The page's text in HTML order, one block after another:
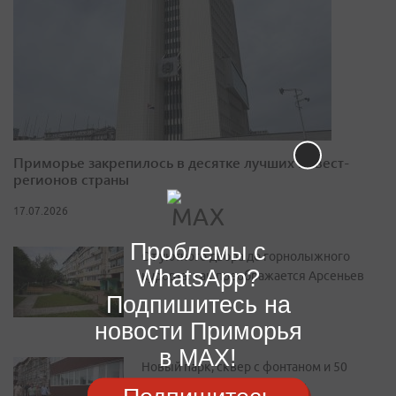
Приморье закрепилось в десятке лучших инвест-
регионов страны
17.07.2026
От уютного двора до горнолыжного
курорта: как преображается Арсеньев
Новый парк, сквер с фонтаном и 50
квартир: как преображается
Проблемы с
WhatsApp?
Подпишитесь на
новости Приморья
в MAX!